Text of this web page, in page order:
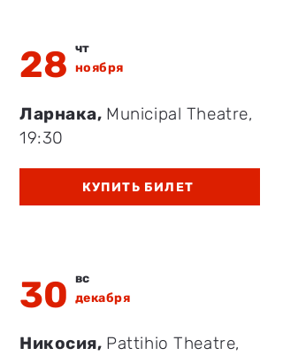
28 чт
ноября
Ларнака, Municipal Theatre,
19:30
КУПИТЬ БИЛЕТ
30 вс
декабря
Никосия, Pattihio Theatre,